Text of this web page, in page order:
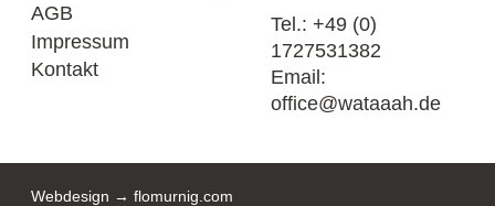
AGB
Impressum
Kontakt
Tel.: +49 (0)
1727531382
Email:
office@wataaah.de
Webdesign → flomurnig.com